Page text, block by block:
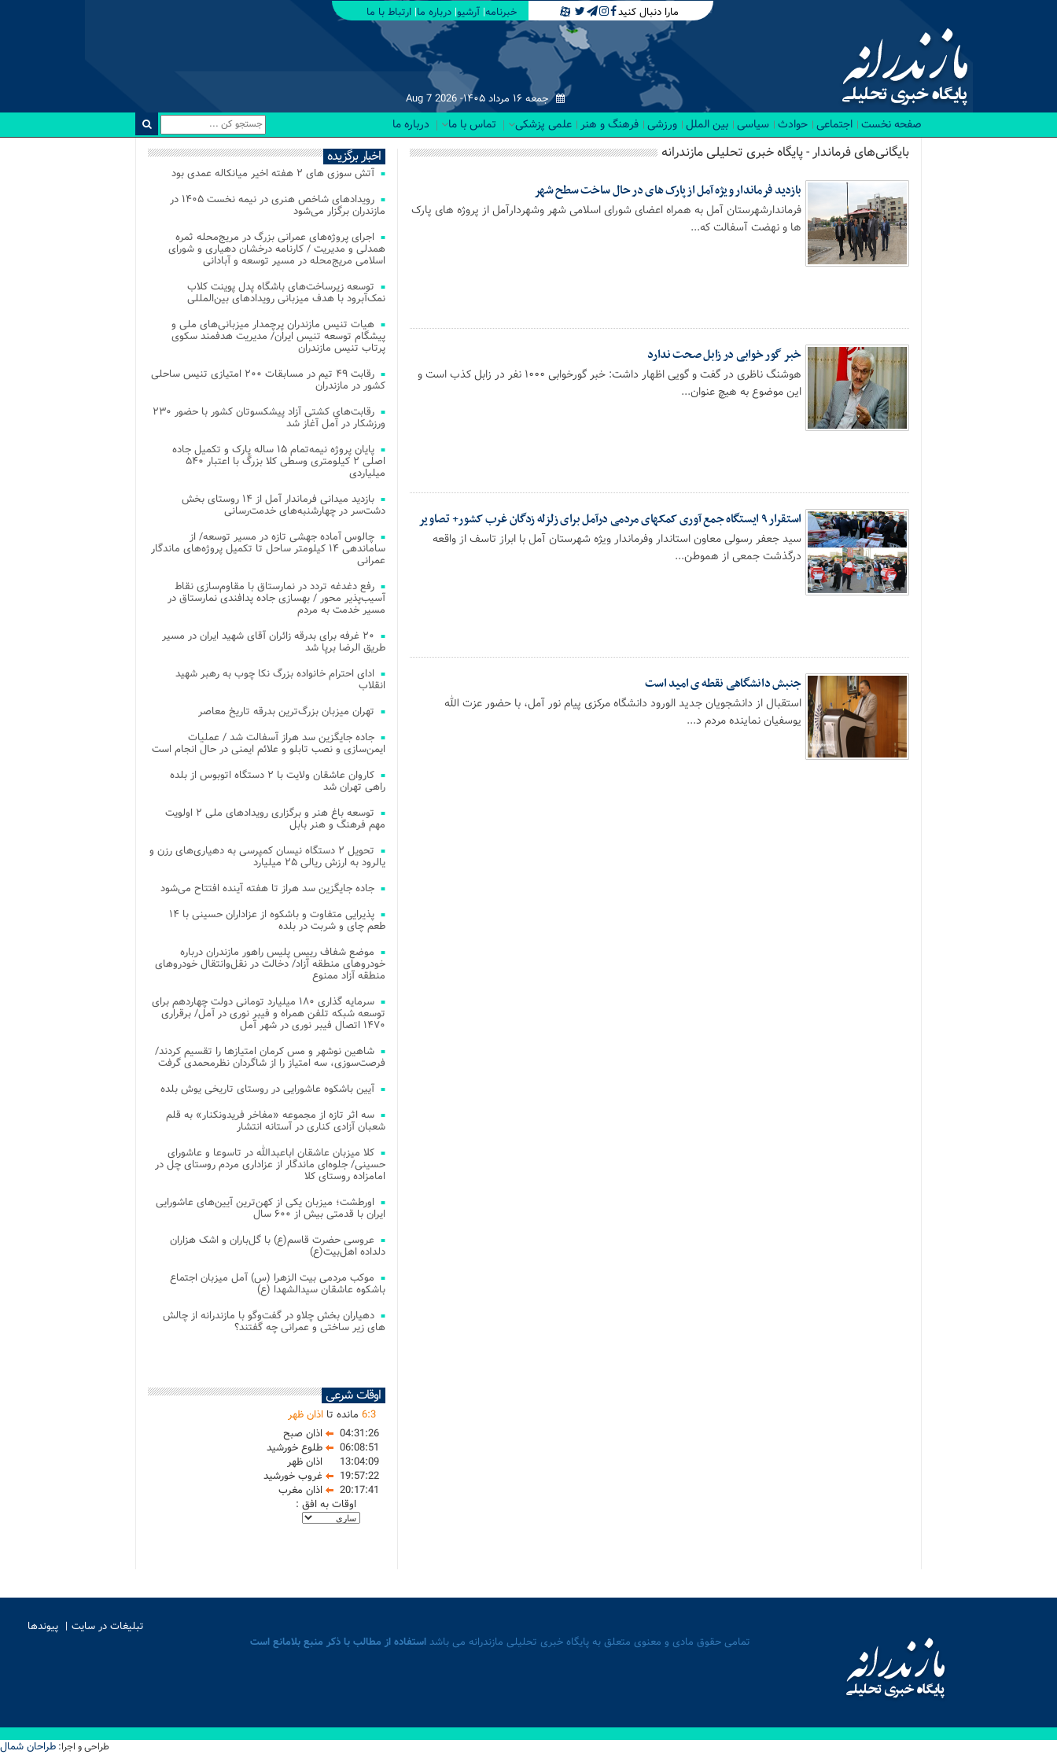
مارا دنبال کنید خبرنامه آرشیو درباره ما ارتباط با ما
جمعه ۱۶ مرداد ۱۴۰۵- Aug 7 2026
صفحه نخست اجتماعی حوادث سیاسی بین الملل ورزشی فرهنگ و هنر علمی پزشکی تماس با ما درباره ما
بایگانی‌های فرماندار - پایگاه خبری تحلیلی مازندرانه
بازدید فرماندار ویژه آمل ازپارک های در حال ساخت سطح شهر
فرماندارشهرستان آمل به همراه اعضای شورای اسلامی شهر وشهردارآمل از پروژه های پارک
ها و نهضت آسفالت که...
خبر گور خوابی در زابل صحت ندارد
هوشنگ ناظری در گفت و گویی اظهار داشت: خبر گورخوابی ۱۰۰۰ نفر در زابل کذب است و
این موضوع به هیچ عنوان...
استقرار ۹ ایستگاه جمع آوری کمکهای مردمی درآمل برای زلزله زدگان غرب کشور+ تصاویر
سید جعفر رسولی معاون استاندار وفرماندار ویژه شهرستان آمل با ابراز تاسف از واقعه
درگذشت جمعی از هموطن...
جنبش دانشگاهی نقطه ی امید است
استقبال از دانشجویان جدید الورود دانشگاه مرکزی پیام نور آمل، با حضور عزت الله
یوسفیان نماینده مردم د...
اخبار برگزیده
آتش‌ سوزی‌ های ۲ هفته اخیر میانکاله عمدی بود
رویدادهای شاخص هنری در نیمه نخست ۱۴۰۵ در
مازندران برگزار می‌شود
اجرای پروژه‌های عمرانی بزرگ در مریج‌محله ثمره
همدلی و مدیریت / کارنامه درخشان دهیاری و شورای
اسلامی مریج‌محله در مسیر توسعه و آبادانی
توسعه زیرساخت‌های باشگاه پدل پوینت کلاب
نمک‌آبرود با هدف میزبانی رویدادهای بین‌المللی
هیات تنیس مازندران پرچمدار میزبانی‌های ملی و
پیشگام توسعه تنیس ایران/ مدیریت هدفمند سکوی
پرتاب تنیس مازندران
رقابت ۴۹ تیم در مسابقات ۲۰۰ امتیازی تنیس ساحلی
کشور در مازندران
رقابت‌های کشتی آزاد پیشکسوتان کشور با حضور ۲۳۰
ورزشکار در آمل آغاز شد
پایان پروژه نیمه‌تمام ۱۵ ساله پارک و تکمیل جاده
اصلی ۲ کیلومتری وسطی کلا بزرگ با اعتبار ۵۴۰
میلیاردی
بازدید میدانی فرماندار آمل از ۱۴ روستای بخش
دشت‌سر در چهارشنبه‌های خدمت‌رسانی
چالوس آماده جهشی تازه در مسیر توسعه/ از
ساماندهی ۱۴ کیلومتر ساحل تا تکمیل پروژه‌های ماندگار
عمرانی
رفع دغدغه تردد در نمارستاق با مقاوم‌سازی نقاط
آسیب‌پذیر محور / بهسازی جاده پدافندی نمارستاق در
مسیر خدمت به مردم
۲۰ غرفه برای بدرقه زائران آقای شهید ایران در مسیر
طریق الرضا برپا شد
ادای احترام خانواده بزرگ نکا چوب به رهبر شهید
انقلاب
تهران میزبان بزرگ‌ترین بدرقه تاریخ معاصر
جاده جایگزین سد هراز آسفالت شد / عملیات
ایمن‌سازی و نصب تابلو و علائم ایمنی در حال انجام است
کاروان عاشقان ولایت با ۲ دستگاه اتوبوس از بلده
راهی تهران شد
توسعه باغ هنر و برگزاری رویدادهای ملی ۲ اولویت
مهم فرهنگ و هنر بابل
تحویل ۲ دستگاه نیسان کمپرسی به دهیاری‌های رزن و
یالرود به ارزش ریالی ۲۵ میلیارد
جاده جایگزین سد هراز تا هفته آینده افتتاح می‌شود
پذیرایی متفاوت و باشکوه از عزاداران حسینی با ۱۴
طعم چای و شربت در بلده
موضع شفاف رییس پلیس راهور مازندران درباره
خودروهای منطقه آزاد/ دخالت در نقل‌وانتقال خودروهای
منطقه آزاد ممنوع
سرمایه گذاری ۱۸۰ میلیارد تومانی دولت چهاردهم برای
توسعه شبکه تلفن همراه و فیبر نوری در آمل/ برقراری
۱۴۷۰ اتصال فیبر نوری در شهر آمل
شاهین نوشهر و مس کرمان امتیازها را تقسیم کردند/
فرصت‌سوزی، سه امتیاز را از شاگردان نظرمحمدی گرفت
آیین باشکوه عاشورایی در روستای تاریخی یوش بلده
سه اثر تازه از مجموعه «مفاخر فریدونکنار» به قلم
شعبان آزادی کناری در آستانه انتشار
کلا میزبان عاشقان اباعبدالله در تاسوعا و عاشورای
حسینی/ جلوه‌ای ماندگار از عزاداری مردم روستای چل در
امامزاده روستای کلا
اورطشت؛ میزبان یکی از کهن‌ترین آیین‌های عاشورایی
ایران با قدمتی بیش از ۶۰۰ سال
عروسی حضرت قاسم(ع) با گل‌باران و اشک هزاران
دلداده اهل‌بیت(ع)
موکب مردمی بیت‌ الزهرا (س) آمل میزبان اجتماع
باشکوه عاشقان سیدالشهدا (ع)
دهیاران بخش چلاو در گفت‌وگو با مازندرانه از چالش
های زیر ساختی و عمرانی چه گفتند؟
اوقات شرعی
6:3 مانده تا اذان ظهر
04:31:26
اذان صبح
06:08:51
طلوع خورشید
13:04:09
اذان ظهر
19:57:22
غروب خورشید
20:17:41
اذان مغرب
اوقات به افق :
تبلیغات در سایت
پیوندها
تمامی حقوق مادی و معنوی متعلق به پایگاه خبری تحلیلی مازندرانه می باشداستفاده از مطالب با ذکر منبع بلامانع است
طراحی و اجرا: طراحان شمال